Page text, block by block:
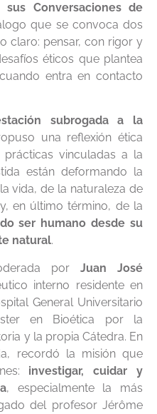
sus Conversaciones de
que se convoca dos
claro: pensar, con rigor y
éticos que plantea
entra en contacto
subrogada a la
una reflexión ética
vinculadas a la
están deformando la
vida, de la naturaleza de
en último término, de la
ser humano desde su
natural.
porJuan José
interno residente en
General Universitario
en Bioética por la
y la propia Cátedra. En
recordó la misión que
investigar, cuidar y
, especialmente la más
del profesor Jérôme